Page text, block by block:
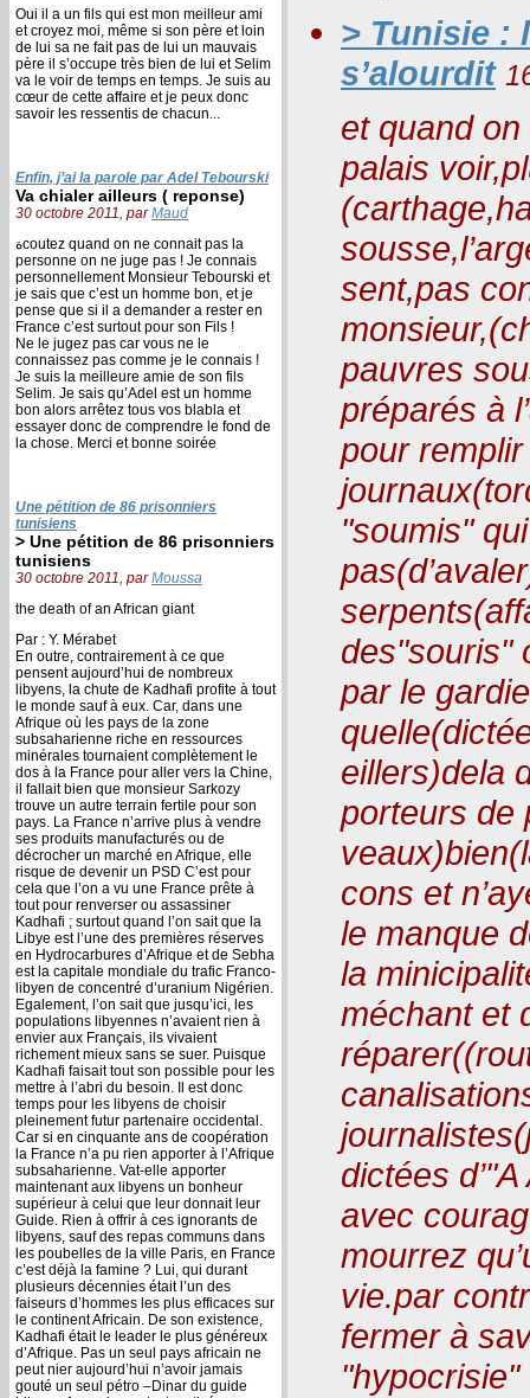
Oui il a un fils qui est mon meilleur ami
et croyez moi, même si son père et loin
de lui sa ne fait pas de lui un mauvais
père il s’occupe très bien de lui et Selim
va le voir de temps en temps. Je suis au
cœur de cette affaire et je peux donc
savoir les ressentis de chacun...
Enfin, j’ai la parole par Adel Tebourski
Va chialer ailleurs ( reponse)
30 octobre 2011, parMaud
ةcoutez quand on ne connait pas la
personne on ne juge pas ! Je connais
personnellement Monsieur Tebourski et
je sais que c’est un homme bon, et je
pense que si il a demander a rester en
France c’est surtout pour son Fils !
Ne le jugez pas car vous ne le
connaissez pas comme je le connais !
Je suis la meilleure amie de son fils
Selim. Je sais qu’Adel est un homme
bon alors arrêtez tous vos blabla et
essayer donc de comprendre le fond de
la chose. Merci et bonne soirée
Une pétition de 86 prisonniers
tunisiens
> Une pétition de 86 prisonniers
tunisiens
30 octobre 2011, parMoussa
the death of an African giant
Par : Y. Mérabet
En outre, contrairement à ce que
pensent aujourd’hui de nombreux
libyens, la chute de Kadhafi profite à tout
le monde sauf à eux. Car, dans une
Afrique où les pays de la zone
subsaharienne riche en ressources
minérales tournaient complètement le
dos à la France pour aller vers la Chine,
il fallait bien que monsieur Sarkozy
trouve un autre terrain fertile pour son
pays. La France n’arrive plus à vendre
ses produits manufacturés ou de
décrocher un marché en Afrique, elle
risque de devenir un PSD C’est pour
cela que l’on a vu une France prête à
tout pour renverser ou assassiner
Kadhafi ; surtout quand l’on sait que la
Libye est l’une des premières réserves
en Hydrocarbures d’Afrique et de Sebha
est la capitale mondiale du trafic Franco-
libyen de concentré d’uranium Nigérien.
Egalement, l’on sait que jusqu’ici, les
populations libyennes n’avaient rien à
envier aux Français, ils vivaient
richement mieux sans se suer. Puisque
Kadhafi faisait tout son possible pour les
mettre à l’abri du besoin. Il est donc
temps pour les libyens de choisir
pleinement futur partenaire occidental.
Car si en cinquante ans de coopération
la France n’a pu rien apporter à l’Afrique
subsaharienne. Vat-elle apporter
maintenant aux libyens un bonheur
supérieur à celui que leur donnait leur
Guide. Rien à offrir à ces ignorants de
libyens, sauf des repas communs dans
les poubelles de la ville Paris, en France
c’est déjà la famine ? Lui, qui durant
plusieurs décennies était l’un des
faiseurs d’hommes les plus efficaces sur
le continent Africain. De son existence,
Kadhafi était le leader le plus généreux
d’Afrique. Pas un seul pays africain ne
peut nier aujourd’hui n’avoir jamais
gouté un seul pétro –Dinar du guide
> Tunisie :
s’alourdit
et quand
palais
sent,pas
pauvres
préparés à
pour
"soumis"
des"souris"
par le
eillers)dela
porteurs de
cons et
le manque
la
méchant et
dictées
avec
mourrez
vie.par
fermer à